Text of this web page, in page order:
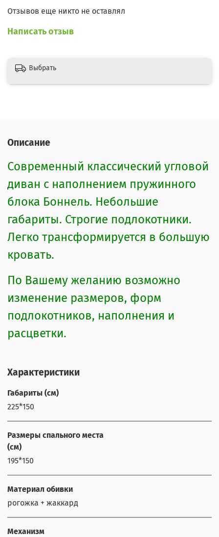
Отзывов еще никто не оставлял
Написать отзыв
Выбрать
Описание
Современный классический угловой
диван с наполнением пружинного
блока Боннель. Небольшие
габариты. Строгие подлокотники.
Легко трансформируется в большую
кровать.
По Вашему желанию возможно
изменение размеров, форм
подлокотников, наполнения и
расцветки.
Характеристики
Габариты (см)
225*150
Размеры спального места
(см)
195*150
Материал обивки
рогожка + жаккард
Механизм